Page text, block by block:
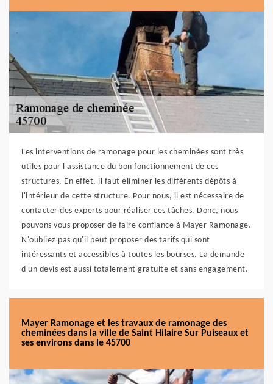
Les interventions de ramonage pour les cheminées sont très
utiles pour l'assistance du bon fonctionnement de ces
structures. En effet, il faut éliminer les différents dépôts à
l'intérieur de cette structure. Pour nous, il est nécessaire de
contacter des experts pour réaliser ces tâches. Donc, nous
pouvons vous proposer de faire confiance à Mayer Ramonage.
N'oubliez pas qu'il peut proposer des tarifs qui sont
intéressants et accessibles à toutes les bourses. La demande
d'un devis est aussi totalement gratuite et sans engagement.
Mayer Ramonage et les travaux de ramonage des
cheminées dans la ville de Saint Hilaire Sur Puiseaux et
ses environs dans le 45700